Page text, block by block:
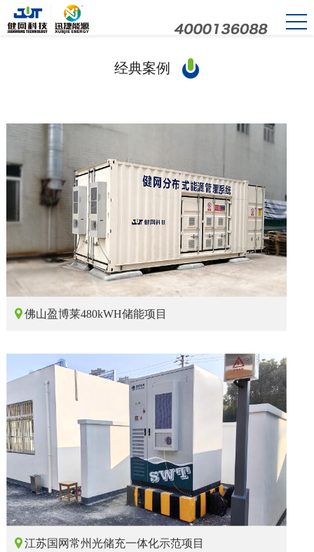
经典案例
佛山盈博莱480kWH储能项目
江苏国网常州光储充一体化示范项目